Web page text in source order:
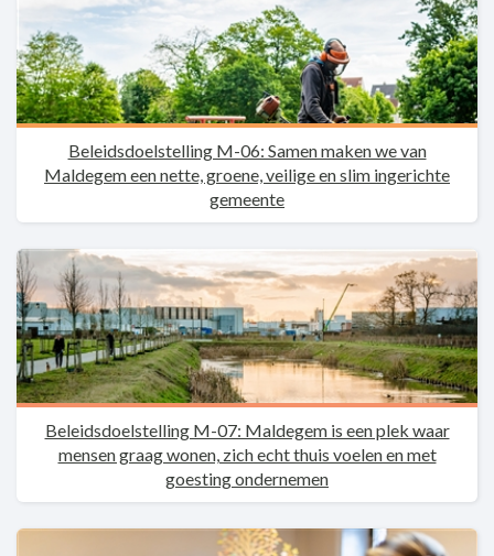
Beleidsdoelstelling M-06: Samen maken we van
Maldegem een nette, groene, veilige en slim ingerichte
gemeente
Beleidsdoelstelling M-07: Maldegem is een plek waar
mensen graag wonen, zich echt thuis voelen en met
goesting ondernemen